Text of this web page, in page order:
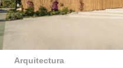
Arquitectura